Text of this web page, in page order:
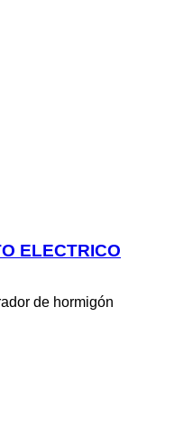
ELECTRICO
de hormigón